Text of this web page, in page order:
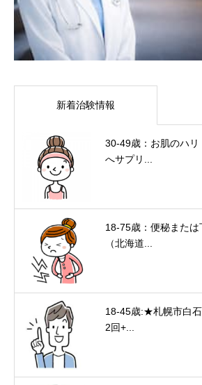
新着治験情報
30-49歳：お肌のハ
へサプリ...
18-75歳：便秘また
（北海道...
18-45歳:★札幌市白
2回+...